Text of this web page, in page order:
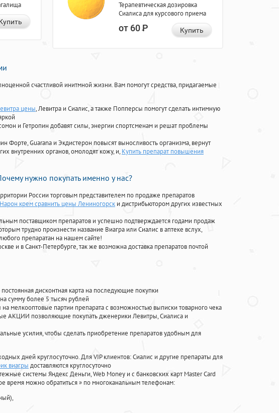
Терапевтическая дозировка
Сиалиса для курсового приема
от 60Р Купить
счастливой инитмной жизни. Вам помогут средства, придагаемые
цены, Левитра и Сиалис, а также Попперсы помогут сделать интимную
и Гетропин добавят силы, энергии спортсменам и решат проблемы
Форте, Guarana и Экдистерон повысят выносливость организма, вернут
внутренних органов, омолодят кожу, и, Купить препарат повышения
нужно покупать именно у нас?
России торговым представителем по продаже препаратов
Нарон крем сравнить цены Лениногорск и дистрибьютором других известных
поставщиком препаратов и успешно подтверждается годами продаж
трудно произнести название Виагра или Сиалис в аптеке вслух,
препаратан на нашем сайте!
и в Санкт-Петербурге, так же возможна доставка препаратов почтой
постоянная дисконтная карта на последующие покупки
сумму более 5 тысяч рублей
партии препарата с возможностью выписки товарного чека
АКЦИИ позволяющие покупать дженерики Левитры, Сиалиса и
усилия, чтобы сделать приобретение препаратов удобным для
дней круглосуточно. Для VIP клиентов: Сиалис и другие препараты для
виагры доставляются круглосуточно
системы Яндекс Деньги, Web Money и с банковских карт Master Card
время можно обратиться» по многоканальным телефонам: